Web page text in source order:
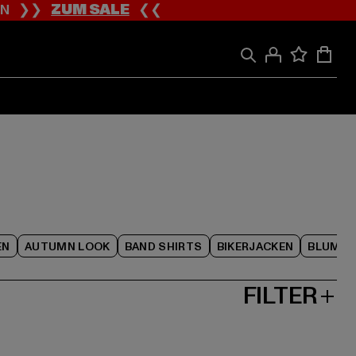
❯❯ZUM SALE❮❮
AUTUMN LOOK BAND SHIRTS BIKERJACKEN
FILTER